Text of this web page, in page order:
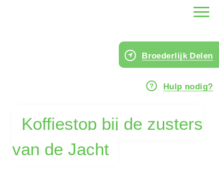
Koffiestop bij de zusters
van de Jacht
Broederlijk Delen
Hulp nodig?